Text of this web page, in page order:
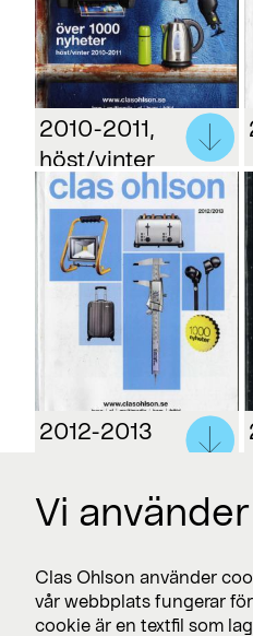
2010-2011,
höst/vinter
2012-2013
Vi
Clas Ohlson använder
vår webbplats fungerar
cookie är en textfil som